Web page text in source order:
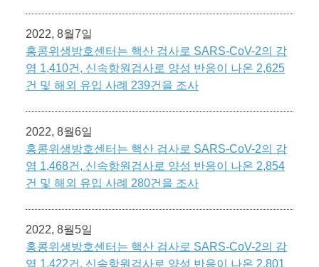
2022, 8월7일
홍콩위생방호센터는 핵산 검사로 SARS-CoV-2의 감
염 1,410건, 신속항원검사로 양성 반응이 나온 2,625
건 및 해외 유입 사례 239건을 조사
2022, 8월6일
홍콩위생방호센터는 핵산 검사로 SARS-CoV-2의 감
염 1,468건, 신속항원검사로 양성 반응이 나온 2,854
건 및 해외 유입 사례 280건을 조사
2022, 8월5일
홍콩위생방호센터는 핵산 검사로 SARS-CoV-2의 감
염 1,422건, 신속항원검사로 양성 반응이 나온 2,801